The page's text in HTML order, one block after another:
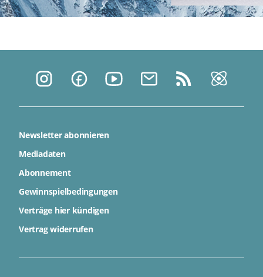
Newsletter abonnieren
Mediadaten
Abonnement
Gewinnspielbedingungen
Verträge hier kündigen
Vertrag widerrufen